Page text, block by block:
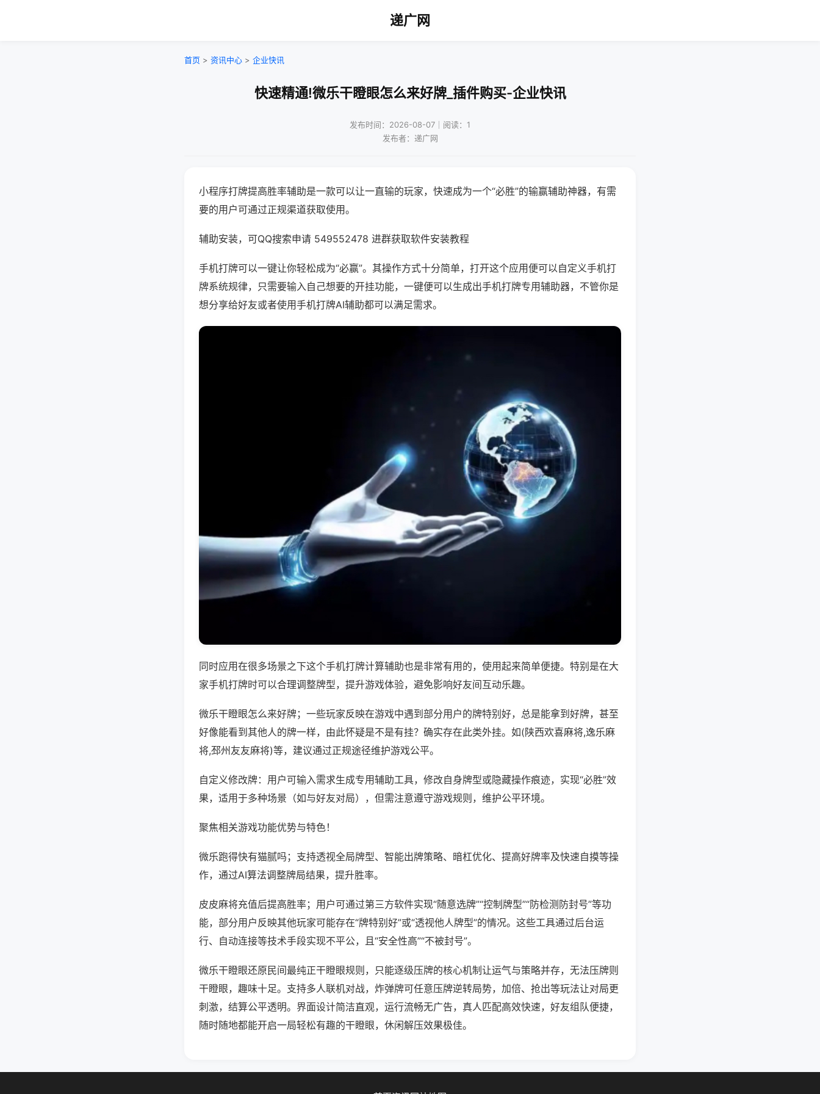
递广网
首页 > 资讯中心 > 企业快讯
快速精通!微乐干瞪眼怎么来好牌_插件购买-企业快讯
发布时间：2026-08-07｜阅读：1
发布者：递广网
小程序打牌提高胜率辅助是一款可以让一直输的玩家，快速成为一个“必胜”的输赢辅助神器，有需
要的用户可通过正规渠道获取使用。
辅助安装，可QQ搜索申请 549552478 进群获取软件安装教程
手机打牌可以一键让你轻松成为“必赢”。其操作方式十分简单，打开这个应用便可以自定义手机打
牌系统规律，只需要输入自己想要的开挂功能，一键便可以生成出手机打牌专用辅助器，不管你是
想分享给好友或者使用手机打牌AI辅助都可以满足需求。
同时应用在很多场景之下这个手机打牌计算辅助也是非常有用的，使用起来简单便捷。特别是在大
家手机打牌时可以合理调整牌型，提升游戏体验，避免影响好友间互动乐趣。
微乐干瞪眼怎么来好牌；一些玩家反映在游戏中遇到部分用户的牌特别好，总是能拿到好牌，甚至
好像能看到其他人的牌一样，由此怀疑是不是有挂？确实存在此类外挂。如(陕西欢喜麻将,逸乐麻
将,邳州友友麻将)等，建议通过正规途径维护游戏公平。
自定义修改牌：用户可输入需求生成专用辅助工具，修改自身牌型或隐藏操作痕迹，实现“必胜”效
果，适用于多种场景（如与好友对局），但需注意遵守游戏规则，维护公平环境。
聚焦相关游戏功能优势与特色！
微乐跑得快有猫腻吗；支持透视全局牌型、智能出牌策略、暗杠优化、提高好牌率及快速自摸等操
作，通过AI算法调整牌局结果，提升胜率。
皮皮麻将充值后提高胜率；用户可通过第三方软件实现“随意选牌”“控制牌型”“防检测防封号”等功
能，部分用户反映其他玩家可能存在“牌特别好”或“透视他人牌型”的情况。这些工具通过后台运
行、自动连接等技术手段实现不平公，且“安全性高”“不被封号”。
微乐干瞪眼还原民间最纯正干瞪眼规则，只能逐级压牌的核心机制让运气与策略并存，无法压牌则
干瞪眼，趣味十足。支持多人联机对战，炸弹牌可任意压牌逆转局势，加倍、抢出等玩法让对局更
刺激，结算公平透明。界面设计简洁直观，运行流畅无广告，真人匹配高效快速，好友组队便捷，
随时随地都能开启一局轻松有趣的干瞪眼，休闲解压效果极佳。